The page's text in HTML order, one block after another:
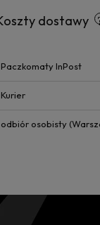
dostawy
Paczkomaty InPost
Kurier
odbiór osobisty